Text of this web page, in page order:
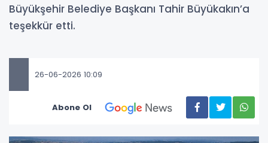
Büyükşehir Belediye Başkanı Tahir Büyükakın’a
teşekkür etti.
26-06-2026 10:09
Abone Ol